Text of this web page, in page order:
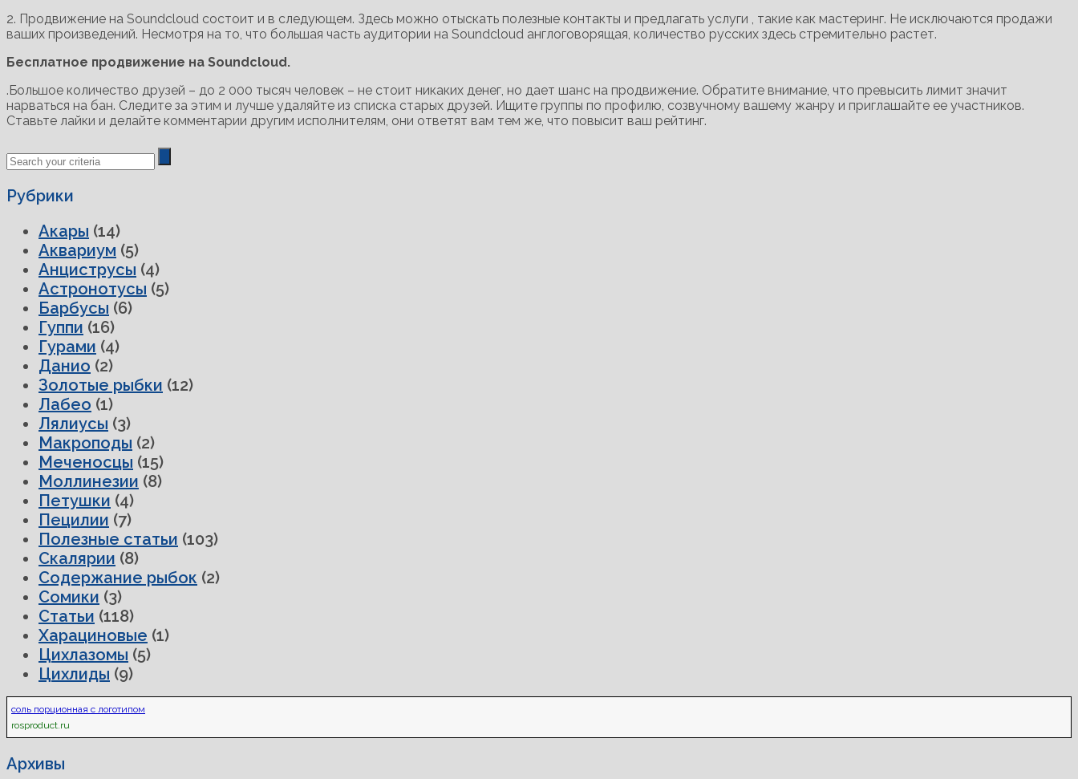
2. Продвижение на Soundcloud состоит и в следующем. Здесь можно отыскать полезные контакты и предлагать услуги , такие как мастеринг. Не исключаются продажи
ваших произведений. Несмотря на то, что большая часть аудитории на Soundcloud англоговорящая, количество русских здесь стремительно растет.
Бесплатное продвижение на Soundcloud.
.Большое количество друзей – до 2 000 тысяч человек – не стоит никаких денег, но дает шанс на продвижение. Обратите внимание, что превысить лимит значит
нарваться на бан. Следите за этим и лучше удаляйте из списка старых друзей. Ищите группы по профилю, созвучному вашему жанру и приглашайте ее участников.
Ставьте лайки и делайте комментарии другим исполнителям, они ответят вам тем же, что повысит ваш рейтинг.
Previous
Post
Next
Post
Рубрики
Акары (14)
Аквариум (5)
Анциструсы (4)
Астронотусы (5)
Барбусы (6)
Гуппи (16)
Гурами (4)
Данио (2)
Золотые рыбки (12)
Лабео (1)
Лялиусы (3)
Макроподы (2)
Меченосцы (15)
Моллинезии (8)
Петушки (4)
Пецилии (7)
Полезные статьи (103)
Скалярии (8)
Содержание рыбок (2)
Сомики (3)
Статьи (118)
Харациновые (1)
Цихлазомы (5)
Цихлиды (9)
соль порционная с логотипом
rosproduct.ru
Архивы